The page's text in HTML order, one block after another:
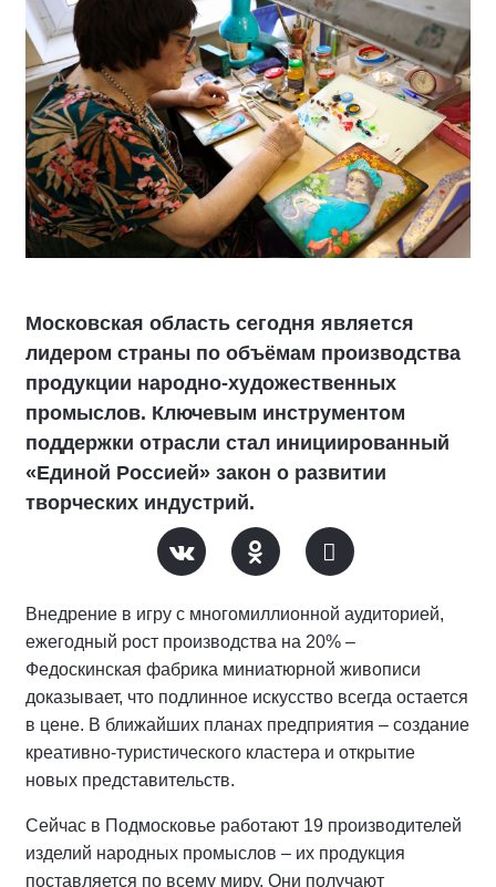
Московская область сегодня является
лидером страны по объёмам производства
продукции народно-художественных
промыслов. Ключевым инструментом
поддержки отрасли стал инициированный
«Единой Россией» закон о развитии
творческих индустрий.
Внедрение в игру с многомиллионной аудиторией,
ежегодный рост производства на 20% –
Федоскинская фабрика миниатюрной живописи
доказывает, что подлинное искусство всегда остается
в цене. В ближайших планах предприятия – создание
креативно-туристического кластера и открытие
новых представительств.
Сейчас в Подмосковье работают 19 производителей
изделий народных промыслов – их продукция
поставляется по всему миру. Они получают